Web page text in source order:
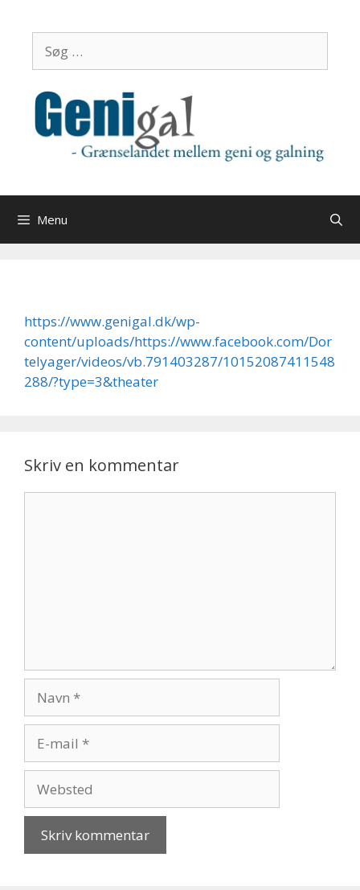
indhold
efter:
Menu
https://www.genigal.dk/wp-
content/uploads/https://www.facebook.com/Dor
telyager/videos/vb.791403287/10152087411548
288/?type=3&theater
Skriv en kommentar
mail